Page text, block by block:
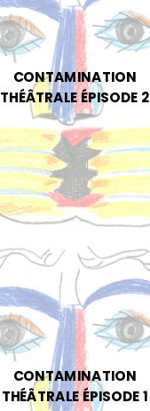
CONTAMINATION
THÉÂTRALE ÉPISODE 2
CONTAMINATION
THÉÂTRALE ÉPISODE 1